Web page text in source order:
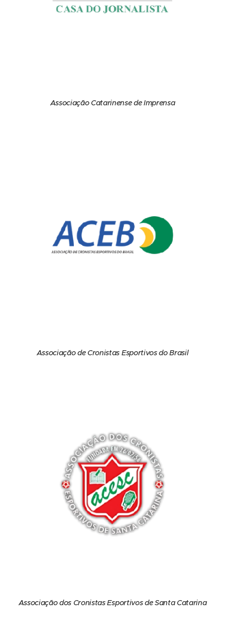
Associação Catarinense de Imprensa
Associação de Cronistas Esportivos do Brasil
Associação dos Cronistas Esportivos de Santa Catarina